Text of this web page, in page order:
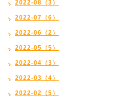
2022-08（3）
2022-07（6）
2022-06（2）
2022-05（5）
2022-04（3）
2022-03（4）
2022-02（5）